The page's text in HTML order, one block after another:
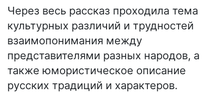
Через весь рассказ проходила тема
культурных различий и трудностей
взаимопонимания между
представителями разных народов, а
также юмористическое описание
русских традиций и характеров.